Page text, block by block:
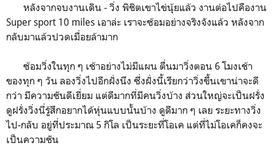
หลังจากจบงานเดิน - วิ่ง พิชิตเขาไข่นุ้ยแล้ว งานต่อไปคืองาน
Super sport 10 miles เอาล่ะ เราจะซ้อมอย่างจริงจังแล้ว หลังจาก
กลับมาแล้วปวดเมื่อยล้ามาก
ซ้อมวิ่งในทุก ๆ เช้าอย่างไม่มีแผน ตื่นมาวิ่งตอน 6 โมงเช้า
ของทุก ๆ วัน ลองวิ่งไปอีกฝั่งนึง ซึ่งฝั่งนี้เรียกว่าวิ่งขึ้นเขาน่าจะดี
กว่า มีความชันดีเยี่ยม แต่ดีมากที่มีคนวิ่งบ้าง ส่วนใหญ่จะเป็นฝรั่ง
ดูฝรั่งวิ่งนี่รู้สึกอยากได้หุ่นแบบนั้นบ้าง ดูดีมาก ๆ เลย ระยะทางวิ่ง
ไป-กลับ อยู่ที่ประมาณ 5 กิโล เป็นระยะที่โอเค แต่ที่ไม่โอเคก็คงจะ
เป็นความชัน